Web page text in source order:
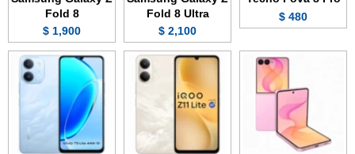
480 $
Fold 8 Ultra
2,100 $
Fold 8
1,900 $